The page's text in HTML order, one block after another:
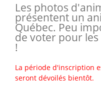
Les photos
présentent un
Québec. Peu
de voter pour
!
La période d'inscription
seront dévoilés bientôt.